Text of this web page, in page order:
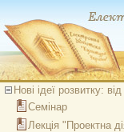
Нові ідеї розвитку:
Семінар
Лекція "Проектна